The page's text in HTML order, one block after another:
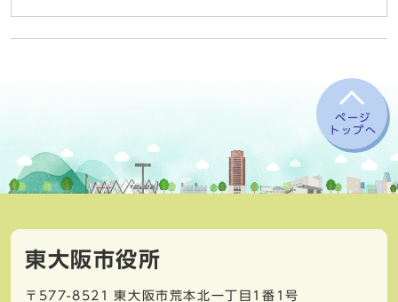
ページ
トップへ
東大阪市役所
〒577-8521 東大阪市荒本北一丁目1番1号